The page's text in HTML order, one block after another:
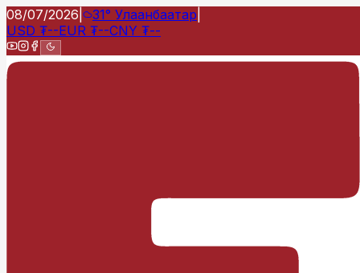
08/07/2026 31° Улаанбаатар
USD ₮--EUR ₮--CNY ₮--